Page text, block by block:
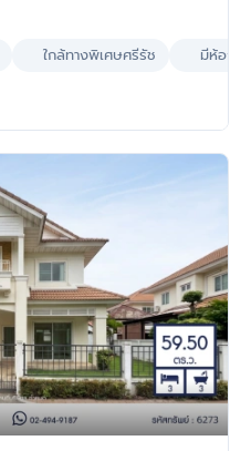
ใกล้ทางพิเศษศรีรัช มีห้องน